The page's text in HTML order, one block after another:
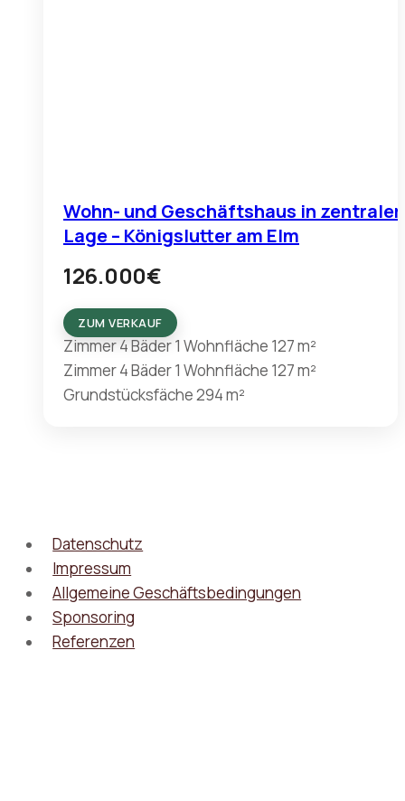
Wohn- und Geschäftshaus in zentraler
Lage – Königslutter am Elm
126.000€
ZUM VERKAUF
Zimmer4Bäder1 Wohnfläche 127 m²
Zimmer4Bäder1 Wohnfläche 127 m²
Grundstücksfäche294 m²
Datenschutz
Impressum
Allgemeine Geschäftsbedingungen
Sponsoring
Referenzen